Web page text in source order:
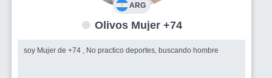
ARG
Olivos Mujer +74
soy Mujer de +74 , No practico deportes, buscando hombre